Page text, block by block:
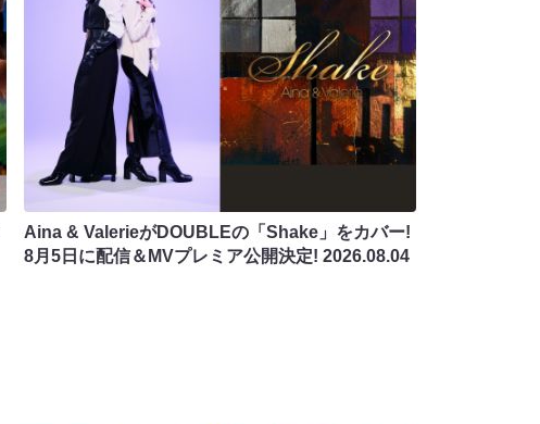
Aina & ValerieがDOUBLEの「Shake」をカバー!
8月5日に配信＆MVプレミア公開決定! 2026.08.04